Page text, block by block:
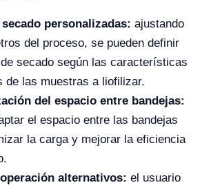
personalizadas: ajustando
del proceso, se pueden definir
secado según las características
de las muestras a liofilizar.
del espacio entre bandejas:
el espacio entre las bandejas
la carga y mejorar la eficiencia
alternativos: el usuario